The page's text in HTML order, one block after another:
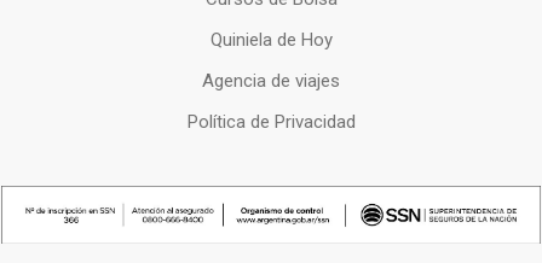
Quiniela de Hoy
Agencia de viajes
Política de Privacidad